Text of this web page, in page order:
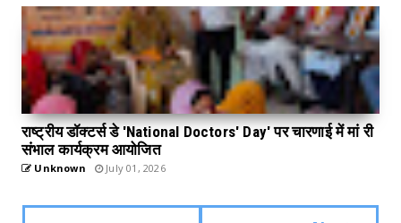
राष्ट्रीय डॉक्टर्स डे 'National Doctors' Day' पर चारणाई में मां री
संभाल कार्यक्रम आयोजित
Unknown July 01, 2026